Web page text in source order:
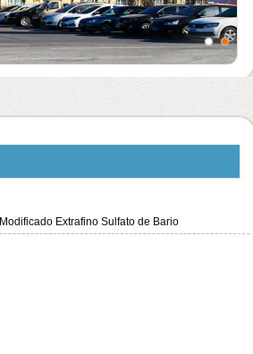
Modificado Extrafino Sulfato de Bario